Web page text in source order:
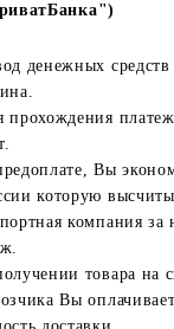
денежных средств
прохождения
Вы
которую
компания
товара на
Вы